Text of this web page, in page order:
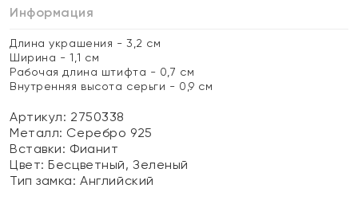
Информация
Длина украшения - 3,2 см
Ширина - 1,1 см
Рабочая длина штифта - 0,7 см
Внутренняя высота серьги - 0,9 см
Артикул: 2750338
Металл: Серебро 925
Вставки: Фианит
Цвет:Бесцветный, Зеленый
Тип замка:Английский